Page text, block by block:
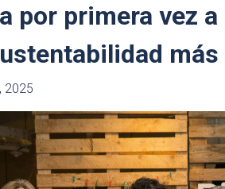
por primera vez
2025